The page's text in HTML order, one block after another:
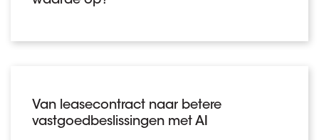
Van leasecontract naar betere
vastgoedbeslissingen met AI